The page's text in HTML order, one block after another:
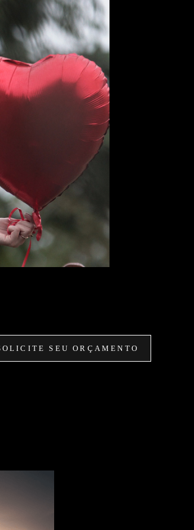
SEU ORÇAMENTO